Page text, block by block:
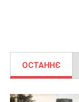
ОСТАННЄ